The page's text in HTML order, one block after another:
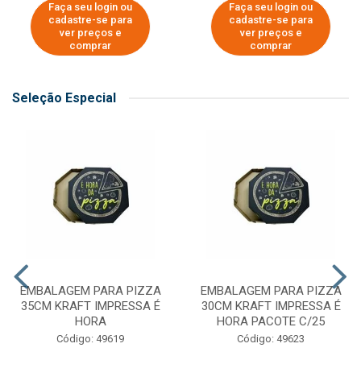
Faça seu login ou
cadastre-se para
ver preços e
comprar
Faça seu login ou
cadastre-se para
ver preços e
comprar
Seleção Especial
EMBALAGEM PARA PIZZA
35CM KRAFT IMPRESSA É
HORA
Código: 49619
EMBALAGEM PARA PIZZA
30CM KRAFT IMPRESSA É
HORA PACOTE C/25
Código: 49623